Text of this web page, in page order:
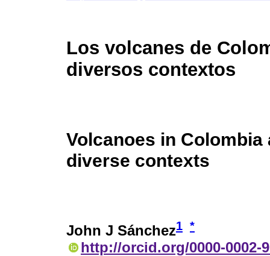
Los volcanes de
diversos contextos
Volcanoes in
diverse contexts
John J Sánchez1 *
http://orcid.org/0000-0002-